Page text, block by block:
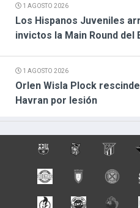
1 AGOSTO 2026
Los Hispanos Juveniles
invictos la Main Round del
1 AGOSTO 2026
Orlen Wisla Plock
Havran por lesión